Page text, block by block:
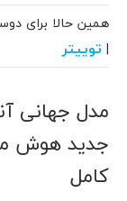
همین حالا برای
| توییتر
جدید هوش
کامل